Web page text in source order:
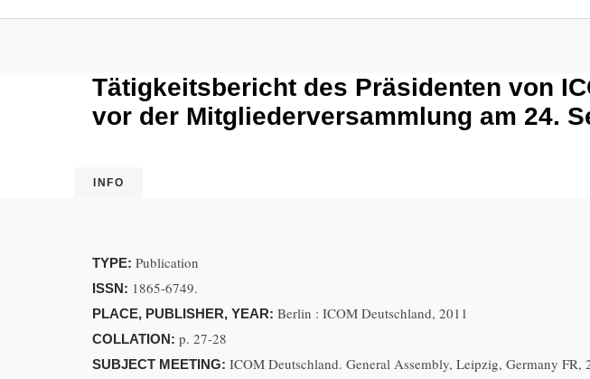
Tätigkeitsbericht des Präsidenten von
vor der Mitgliederversammlung am 24.
INFO
TYPE: Publication
ISSN: 1865-6749.
PLACE, PUBLISHER, YEAR: Berlin : ICOM Deutschland, 2011
COLLATION: p. 27-28
SUBJECT MEETING: ICOM Deutschland. General Assembly, Leipzig, Germany FR,